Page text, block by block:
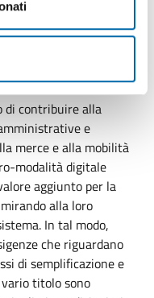
portuale laziale
anche in prospettiva
di contribuire alla
e
merce e alla mobilità
modalità digitale
aggiunto per la
alla loro
In tal modo,
che riguardano
di semplificazione e
titolo sono